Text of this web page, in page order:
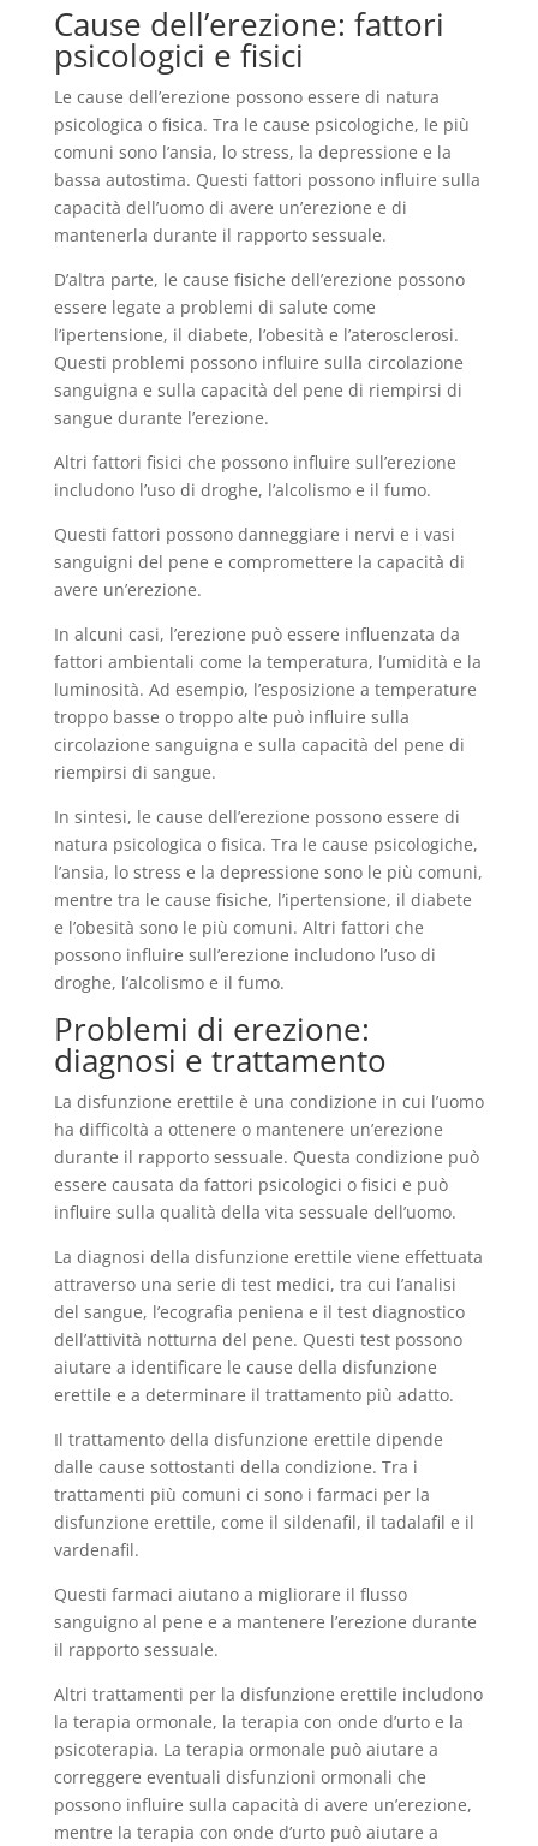
Cause dell’erezione: fattori
psicologici e fisici
Le cause dell’erezione possono essere di natura
psicologica o fisica. Tra le cause psicologiche, le più
comuni sono l’ansia, lo stress, la depressione e la
bassa autostima. Questi fattori possono influire sulla
capacità dell’uomo di avere un’erezione e di
mantenerla durante il rapporto sessuale.
D’altra parte, le cause fisiche dell’erezione possono
essere legate a problemi di salute come
l’ipertensione, il diabete, l’obesità e l’aterosclerosi.
Questi problemi possono influire sulla circolazione
sanguigna e sulla capacità del pene di riempirsi di
sangue durante l’erezione.
Altri fattori fisici che possono influire sull’erezione
includono l’uso di droghe, l’alcolismo e il fumo.
Questi fattori possono danneggiare i nervi e i vasi
sanguigni del pene e compromettere la capacità di
avere un’erezione.
In alcuni casi, l’erezione può essere influenzata da
fattori ambientali come la temperatura, l’umidità e la
luminosità. Ad esempio, l’esposizione a temperature
troppo basse o troppo alte può influire sulla
circolazione sanguigna e sulla capacità del pene di
riempirsi di sangue.
In sintesi, le cause dell’erezione possono essere di
natura psicologica o fisica. Tra le cause psicologiche,
l’ansia, lo stress e la depressione sono le più comuni,
mentre tra le cause fisiche, l’ipertensione, il diabete
e l’obesità sono le più comuni. Altri fattori che
possono influire sull’erezione includono l’uso di
droghe, l’alcolismo e il fumo.
Problemi di erezione:
diagnosi e trattamento
La disfunzione erettile è una condizione in cui l’uomo
ha difficoltà a ottenere o mantenere un’erezione
durante il rapporto sessuale. Questa condizione può
essere causata da fattori psicologici o fisici e può
influire sulla qualità della vita sessuale dell’uomo.
La diagnosi della disfunzione erettile viene effettuata
attraverso una serie di test medici, tra cui l’analisi
del sangue, l’ecografia peniena e il test diagnostico
dell’attività notturna del pene. Questi test possono
aiutare a identificare le cause della disfunzione
erettile e a determinare il trattamento più adatto.
Il trattamento della disfunzione erettile dipende
dalle cause sottostanti della condizione. Tra i
trattamenti più comuni ci sono i farmaci per la
disfunzione erettile, come il sildenafil, il tadalafil e il
vardenafil.
Questi farmaci aiutano a migliorare il flusso
sanguigno al pene e a mantenere l’erezione durante
il rapporto sessuale.
Altri trattamenti per la disfunzione erettile includono
la terapia ormonale, la terapia con onde d’urto e la
psicoterapia. La terapia ormonale può aiutare a
correggere eventuali disfunzioni ormonali che
possono influire sulla capacità di avere un’erezione,
mentre la terapia con onde d’urto può aiutare a